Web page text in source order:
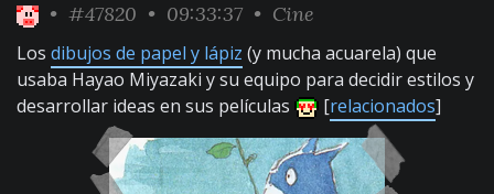
• #47820 • 09:33:37 • Cine
Los dibujos de papel y lápiz (y mucha acuarela) que
usaba Hayao Miyazaki y su equipo para decidir estilos y
desarrollar ideas en sus películas
[relacionados]